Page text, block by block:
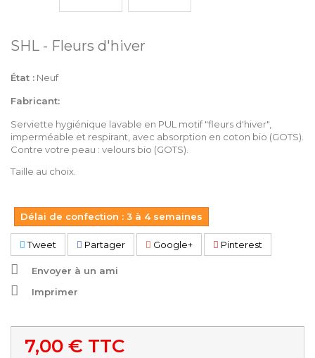
SHL - Fleurs d'hiver
État : Neuf
Fabricant:
Serviette hygiénique lavable en PUL motif "fleurs d'hiver",
imperméable et respirant, avec absorption en coton bio (GOTS).
Contre votre peau : velours bio (GOTS).
Taille au choix.
Délai de confection : 3 à 4 semaines
Tweet Partager Google+ Pinterest
Envoyer à un ami
Imprimer
7,00 € TTC